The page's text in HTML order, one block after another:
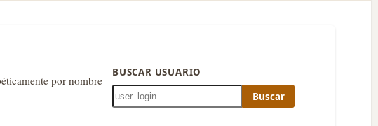
por nombre
BUSCAR USUARIO
Buscar